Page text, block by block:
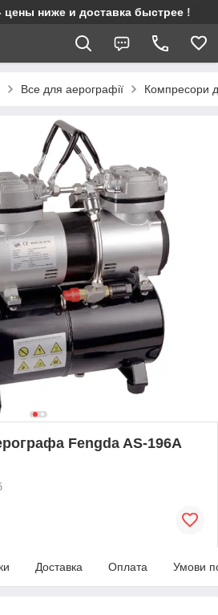
ниже и доставка быстрее !
Все для аерографії Компресори
Fengda AS-196A
Доставка Оплата Умови